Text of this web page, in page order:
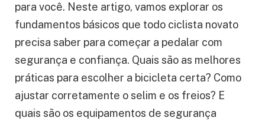
para você. Neste artigo, vamos explorar os
fundamentos básicos que todo ciclista novato
precisa saber para começar a pedalar com
segurança e confiança. Quais são as melhores
práticas para escolher a bicicleta certa? Como
ajustar corretamente o selim e os freios? E
quais são os equipamentos de segurança